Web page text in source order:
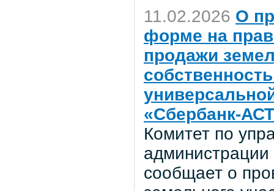
11.02.2026 О
форме на
продажи
«Сбербанк-
Комитет по
администрации
сообщает о